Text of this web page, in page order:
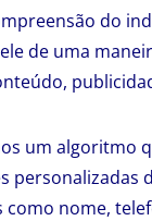
do
de uma
um algoritmo
personalizadas
nome,